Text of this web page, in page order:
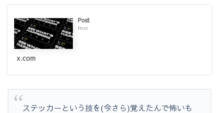
Post
Post
x.com
ステッカーという技を(今さら)覚えたんで怖いも